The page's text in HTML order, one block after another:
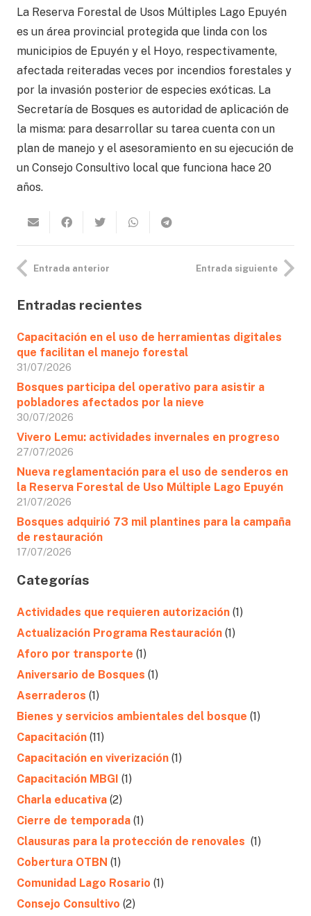
La Reserva Forestal de Usos Múltiples Lago Epuyén
es un área provincial protegida que linda con los
municipios de Epuyén y el Hoyo, respectivamente,
afectada reiteradas veces por incendios forestales y
por la invasión posterior de especies exóticas. La
Secretaría de Bosques es autoridad de aplicación de
la misma: para desarrollar su tarea cuenta con un
plan de manejo y el asesoramiento en su ejecución de
un Consejo Consultivo local que funciona hace 20
años.
Entrada anterior Entrada siguiente
Entradas recientes
Capacitación en el uso de herramientas digitales
que facilitan el manejo forestal
31/07/2026
Bosques participa del operativo para asistir a
pobladores afectados por la nieve
30/07/2026
Vivero Lemu: actividades invernales en progreso
27/07/2026
Nueva reglamentación para el uso de senderos en
la Reserva Forestal de Uso Múltiple Lago Epuyén
21/07/2026
Bosques adquirió 73 mil plantines para la campaña
de restauración
17/07/2026
Categorías
Actividades que requieren autorización (1)
Actualización Programa Restauración (1)
Aforo por transporte (1)
Aniversario de Bosques (1)
Aserraderos (1)
Bienes y servicios ambientales del bosque (1)
Capacitación (11)
Capacitación en viverización (1)
Capacitación MBGI (1)
Charla educativa (2)
Cierre de temporada (1)
Clausuras para la protección de renovales (1)
Cobertura OTBN (1)
Comunidad Lago Rosario (1)
Consejo Consultivo (2)